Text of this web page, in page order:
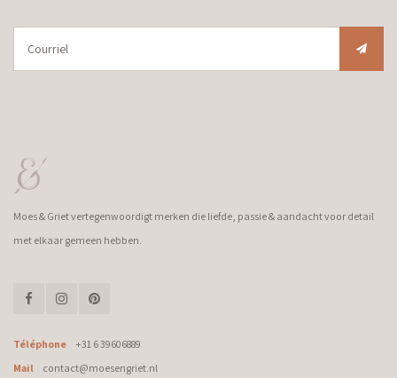
Moes & Griet vertegenwoordigt merken die liefde, passie & aandacht voor detail
met elkaar gemeen hebben.
Téléphone
+31 6 39606889
Mail
contact@moesengriet.nl